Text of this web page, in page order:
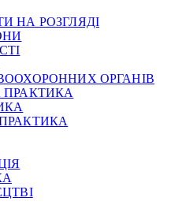
НА РОЗГЛЯДІ
ОРГАНІВ
ПРАКТИКА